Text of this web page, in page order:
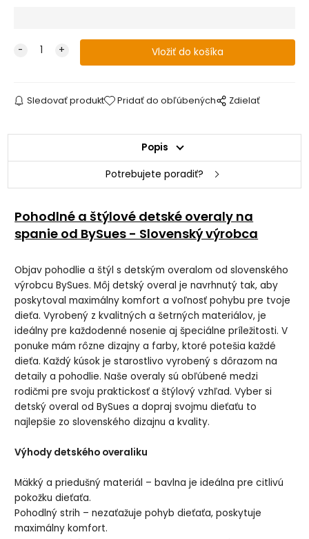
Sledovať produkt Pridať do obľúbených Zdielať
Popis
Potrebujete poradiť?
Pohodlné a štýlové detské overaly na
spanie od BySues - Slovenský výrobca
Objav pohodlie a štýl s detským overalom od slovenského
výrobcu BySues. Môj detský overal je navrhnutý tak, aby
poskytoval maximálny komfort a voľnosť pohybu pre tvoje
dieťa. Vyrobený z kvalitných a šetrných materiálov, je
ideálny pre každodenné nosenie aj špeciálne príležitosti. V
ponuke mám rôzne dizajny a farby, ktoré potešia každé
dieťa. Každý kúsok je starostlivo vyrobený s dôrazom na
detaily a pohodlie. Naše overaly sú obľúbené medzi
rodičmi pre svoju praktickosť a štýlový vzhľad. Vyber si
detský overal od BySues a dopraj svojmu dieťaťu to
najlepšie zo slovenského dizajnu a kvality.
Výhody detského overaliku
Mäkký a priedušný materiál – bavlna je ideálna pre citlivú
pokožku dieťaťa.
Pohodlný strih – nezaťažuje pohyb dieťaťa, poskytuje
maximálny komfort.